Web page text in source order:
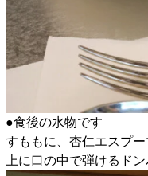
●食後の水物です
すももに、杏仁エスプー
上に口の中で弾けるド